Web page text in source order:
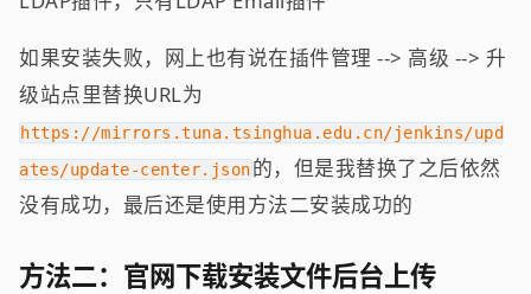
如果安装失败，网上也有说在插件管理 --> 高级 --> 升
级站点里替换URL为
https://mirrors.tuna.tsinghua.edu.cn/jenkins/upd
ates/update-center.json的，但是我替换了之后依然
没有成功，最后还是使用方法二安装成功的
方法二：官网下载安装文件后台上传